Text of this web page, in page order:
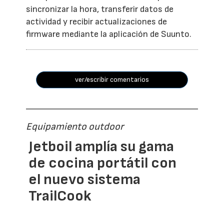
sincronizar la hora, transferir datos de
actividad y recibir actualizaciones de
firmware mediante la aplicación de Suunto.
ver/escribir comentarios
Equipamiento outdoor
Jetboil amplía su gama
de cocina portátil con
el nuevo sistema
TrailCook